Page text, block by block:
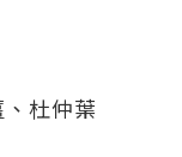
杜仲葉